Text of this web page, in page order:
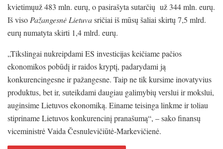
kvietimųuž 483 mln. eurų, o pasirašyta sutarčių už 344 mln. eurų.
Iš viso Pažangesnė Lietuvasričiai iš mūsų šaliai skirtų 7,5 mlrd.
eurų numatyta skirti 1,4 mlrd. eurų.
„Tikslingai nukreipdami ES investicijas keičiame pačios
ekonomikos pobūdį ir raidos kryptį, padarydami ją
konkurencingesne ir pažangesne. Taip ne tik kursime inovatyvius
produktus, bet ir, suteikdami daugiau galimybių verslui ir mokslui,
auginsime Lietuvos ekonomiką. Einame teisinga linkme ir toliau
stipriname Lietuvos konkurencinį pranašumą“, – sako finansų
viceministrė Vaida Česnulevičiūtė-Markevičienė.